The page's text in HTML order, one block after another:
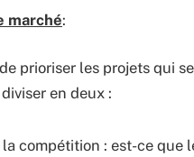
marché:
prioriser les projets qui
en deux :
compétition : est-ce que